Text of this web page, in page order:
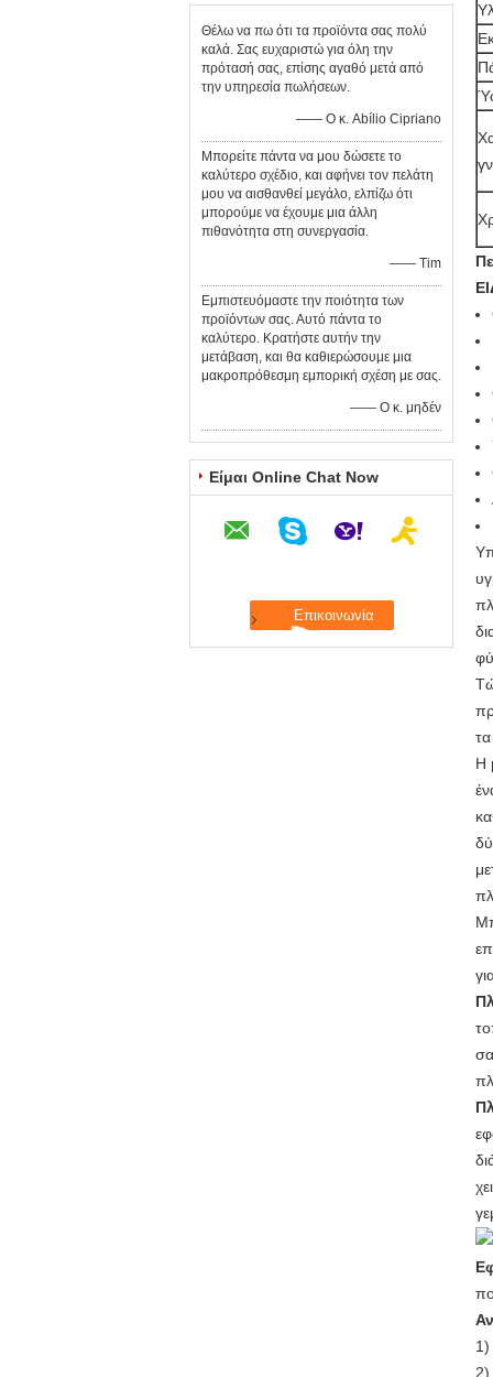
Θέλω να πω ότι τα προϊόντα σας πολύ
καλά. Σας ευχαριστώ για όλη την
πρότασή σας, επίσης αγαθό μετά από
την υπηρεσία πωλήσεων.
—— Ο κ. Abílio Cipriano
Μπορείτε πάντα να μου δώσετε το
καλύτερο σχέδιο, και αφήνει τον πελάτη
μου να αισθανθεί μεγάλο, ελπίζω ότι
μπορούμε να έχουμε μια άλλη
πιθανότητα στη συνεργασία.
—— Tim
Εμπιστευόμαστε την ποιότητα των
προϊόντων σας. Αυτό πάντα το
καλύτερο. Κρατήστε αυτήν την
μετάβαση, και θα καθιερώσουμε μια
μακροπρόθεσμη εμπορική σχέση με σας.
—— Ο κ. μηδέν
Είμαι Online Chat Now
Η
1)
2)